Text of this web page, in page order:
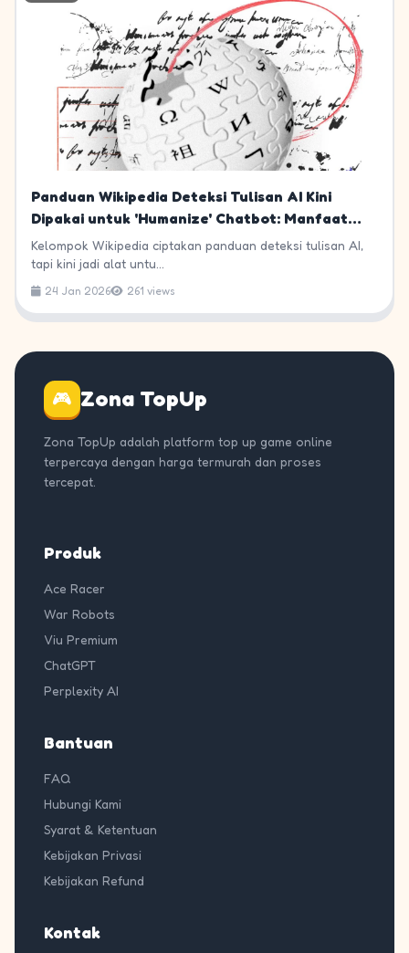
Panduan Wikipedia Deteksi Tulisan AI Kini
Dipakai untuk 'Humanize' Chatbot: Manfaat
Besar bagi Gamer Indonesia
Kelompok Wikipedia ciptakan panduan deteksi tulisan AI,
tapi kini jadi alat untu...
24 Jan 2026 261 views
🎮 Zona TopUp
Zona TopUp adalah platform top up game online
terpercaya dengan harga termurah dan proses
tercepat.
Produk
Ace Racer
War Robots
Viu Premium
ChatGPT
Perplexity AI
Bantuan
FAQ
Hubungi Kami
Syarat & Ketentuan
Kebijakan Privasi
Kebijakan Refund
Kontak